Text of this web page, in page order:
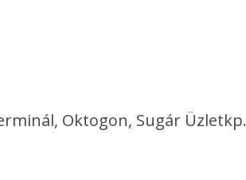
Oktogon, Sugár Üzletkp.